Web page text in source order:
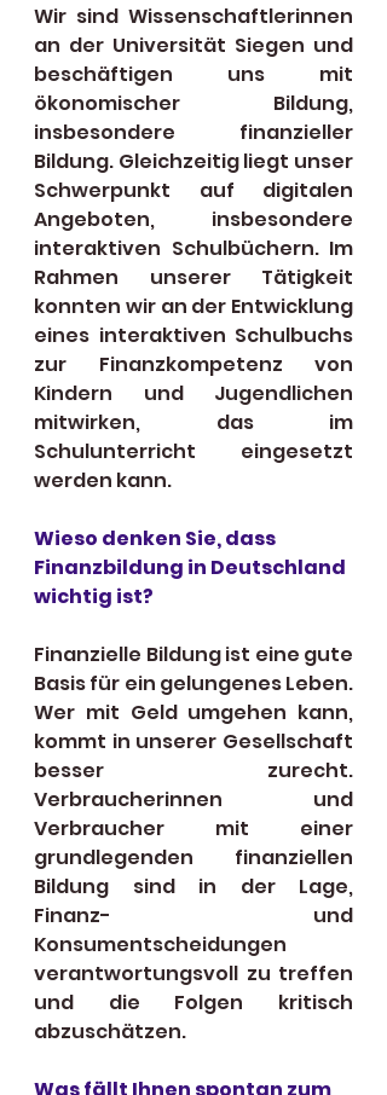
Wir sind Wissenschaftlerinnen
an der Universität Siegen und
beschäftigen uns mit
ökonomischer Bildung,
insbesondere finanzieller
Bildung. Gleichzeitig liegt unser
Schwerpunkt auf digitalen
Angeboten, insbesondere
interaktiven Schulbüchern. Im
Rahmen unserer Tätigkeit
konnten wir an der Entwicklung
eines interaktiven Schulbuchs
zur Finanzkompetenz von
Kindern und Jugendlichen
mitwirken, das im
Schulunterricht eingesetzt
werden kann.
Wieso denken Sie, dass
Finanzbildung in Deutschland
wichtig ist?
Finanzielle Bildung ist eine gute
Basis für ein gelungenes Leben.
Wer mit Geld umgehen kann,
kommt in unserer Gesellschaft
besser zurecht.
Verbraucherinnen und
Verbraucher mit einer
grundlegenden finanziellen
Bildung sind in der Lage,
Finanz- und
Konsumentscheidungen
verantwortungsvoll zu treffen
und die Folgen kritisch
abzuschätzen.
Was fällt Ihnen spontan zum